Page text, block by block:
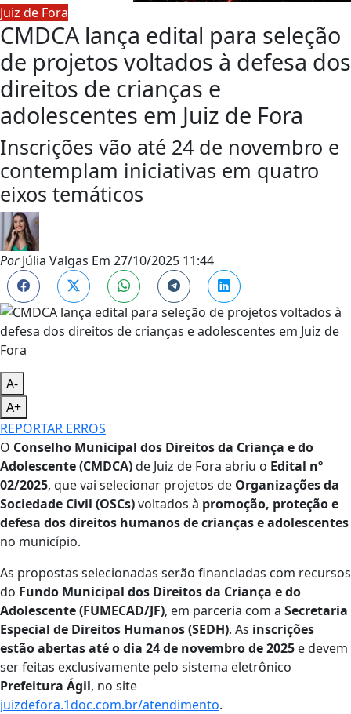
Juiz de Fora
CMDCA lança edital para seleção
de projetos voltados à defesa dos
direitos de crianças e
adolescentes em Juiz de Fora
Inscrições vão até 24 de novembro e
contemplam iniciativas em quatro
eixos temáticos
PorJúlia Valgas Em 27/10/2025 11:44
A-
A+
REPORTAR ERROS
O Conselho Municipal dos Direitos da Criança e do
Adolescente (CMDCA)de Juiz de Fora abriu o Edital nº
02/2025, que vai selecionar projetos de Organizações da
Sociedade Civil (OSCs)voltados à promoção, proteção e
defesa dos direitos humanos de crianças e adolescentes
no município.
As propostas selecionadas serão financiadas com recursos
do Fundo Municipal dos Direitos da Criança e do
Adolescente (FUMECAD/JF), em parceria com a Secretaria
Especial de Direitos Humanos (SEDH). As inscrições
estão abertas até o dia 24 de novembro de 2025 e devem
ser feitas exclusivamente pelo sistema eletrônico
Prefeitura Ágil, no site
juizdefora.1doc.com.br/atendimento.